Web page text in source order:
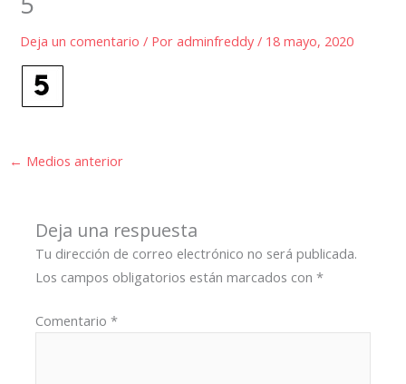
Deja un comentario / Poradminfreddy/ 18 mayo, 2020
← Medios anterior
Deja una respuesta
Tu dirección de correo electrónico no será publicada.
Los campos obligatorios están marcados con*
Comentario*